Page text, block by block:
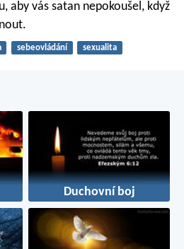
aby vás satan nepokoušel, když
sebeovládání sexualita
Duchovní boj